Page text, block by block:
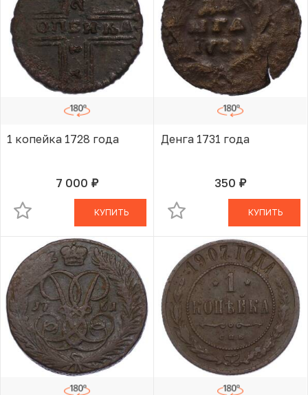
1 копейка 1728 года
7 000 руб.
В КОРЗИНЕ
КУПИТЬ
Денга 1731 года
350 руб.В КОРЗИНЕ
КУПИТЬ